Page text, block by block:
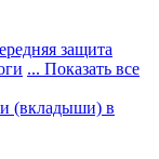
защита
... Показать все
(вкладыши) в